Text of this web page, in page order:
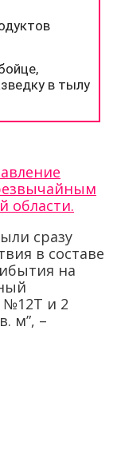
области.
сразу
в составе
на
№12Т и 2
м”, –